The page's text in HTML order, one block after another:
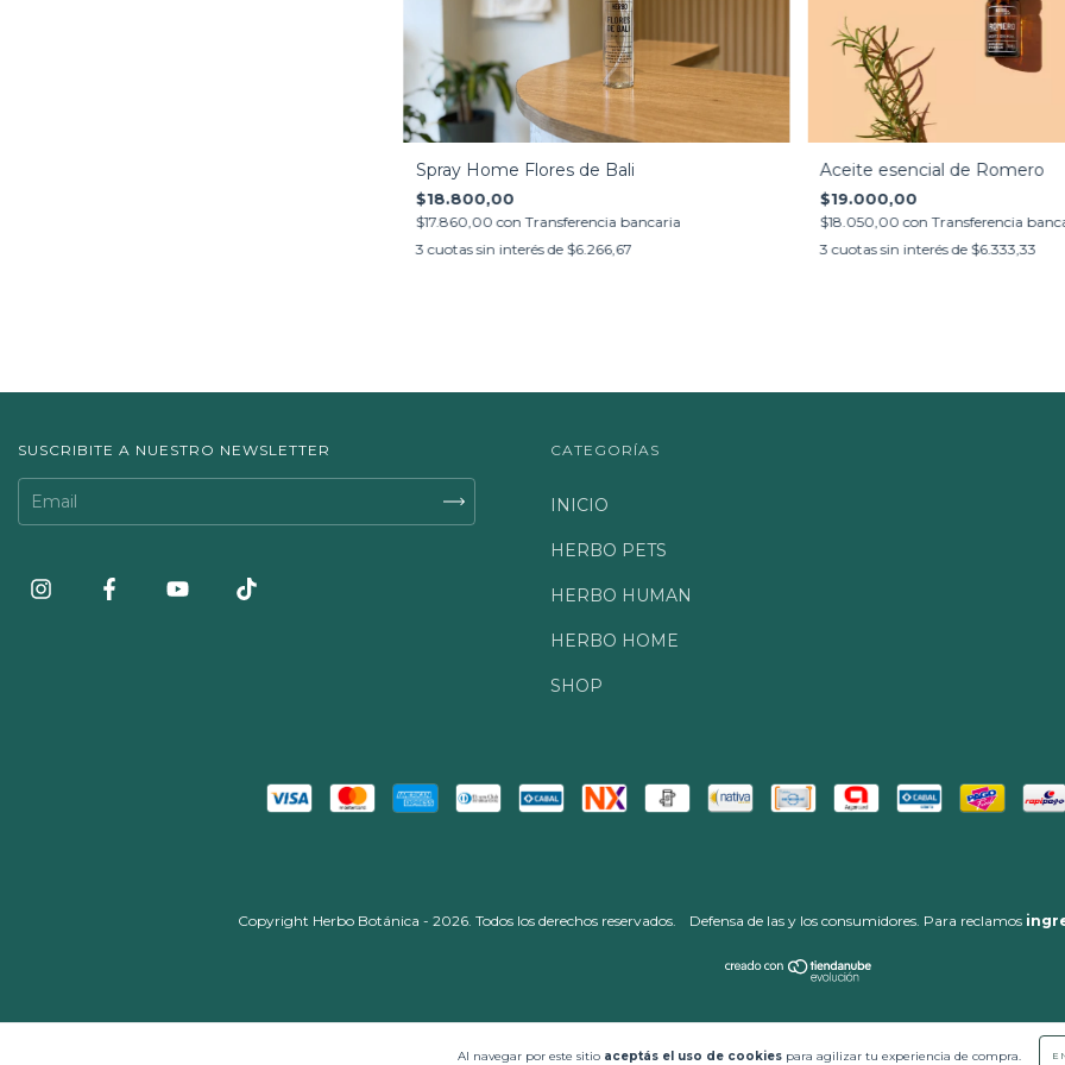
Al navegar por este sitio aceptás el uso de cookies para agilizar tu experiencia de compra.
Spray Home Flores de Bali
$18.800,00
$17.860,00con Transferencia bancaria
3 cuotas sin interés de $6.266,67
Aceite esencial de Romero
$19.000,00
$18.050,00con Transferencia
3 cuotas sin interés de $6.333,33
SUSCRIBITE A NUESTRO NEWSLETTER CATEGORÍAS
INICIO
HERBO PETS
HERBO HUMAN
HERBO HOME
SHOP
Copyright Herbo Botánica - 2026. Todos los derechos reservados. Defensa de las y los consumidores. Para reclamos